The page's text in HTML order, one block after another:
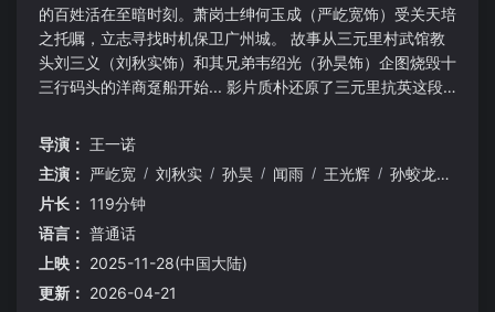
的百姓活在至暗时刻。萧岗士绅何玉成（严屹宽饰）受关天培
之托嘱，立志寻找时机保卫广州城。 故事从三元里村武馆教
头刘三义（刘秋实饰）和其兄弟韦绍光（孙昊饰）企图烧毁十
三行码头的洋商趸船开始... 影片质朴还原了三元里抗英这段
片馆血案的个人复仇，到牛栏岗生死战的民族抗争。致敬民族
族暗夜的英雄。
导演： 王一诺
主演： 严屹宽 / 刘秋实 / 孙昊 / 闻雨 / 王光辉 / 孙蛟龙
片长： 119分钟
语言： 普通话
上映： 2025-11-28(中国大陆)
更新： 2026-04-21